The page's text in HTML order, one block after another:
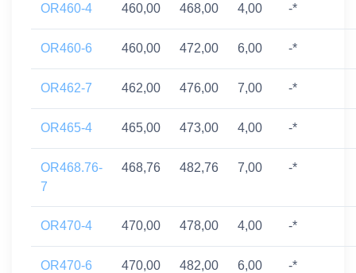
OR460-4 460,00 468,00 4,00 -*
OR460-6 460,00 472,00 6,00 -*
OR462-7 462,00 476,00 7,00 -*
OR465-4 465,00 473,00 4,00 -*
OR468.76-
7
468,76 482,76 7,00 -*
OR470-4 470,00 478,00 4,00 -*
OR470-6 470,00 482,00 6,00 -*